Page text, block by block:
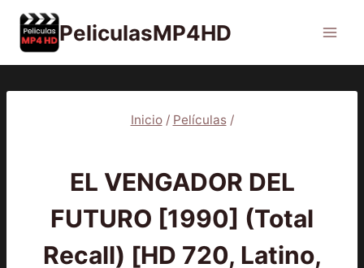
Saltar
contenido
PeliculasMP4HD
Inicio / Películas /
EL VENGADOR DEL
FUTURO [1990] (Total
Recall) [HD 720, Latino,